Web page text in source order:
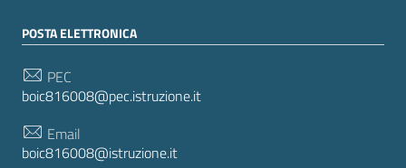
POSTA ELETTRONICA
PEC
boic816008@pec.istruzione.it
Email
boic816008@istruzione.it